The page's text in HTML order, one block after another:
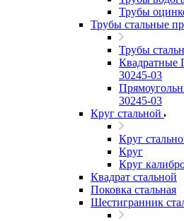
Трубы
Трубы стальные
Трубы
30245-03
30245-03
Круг стальной
Круг
Круг
Круг
Квадрат стальной
Поковка стальная
Шестигранник